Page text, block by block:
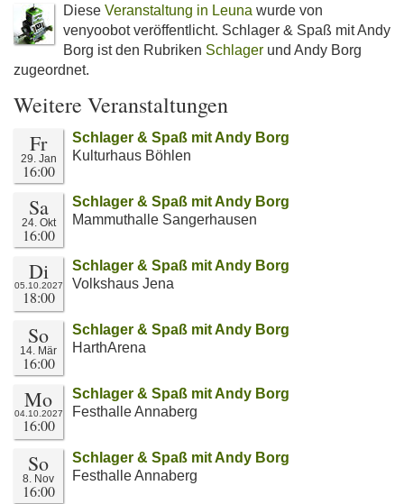
Diese Veranstaltung in Leuna wurde von
venyoobot veröffentlicht. Schlager & Spaß mit Andy
Borg ist den Rubriken Schlager und Andy Borg
zugeordnet.
Weitere Veranstaltungen
Fr
29. Jan
16:00
Schlager & Spaß mit Andy Borg
Kulturhaus Böhlen
Sa
24. Okt
16:00
Schlager & Spaß mit Andy Borg
Mammuthalle Sangerhausen
Di
05.10.2027
18:00
Schlager & Spaß mit Andy Borg
Volkshaus Jena
So
14. Mär
16:00
Schlager & Spaß mit Andy Borg
HarthArena
Mo
04.10.2027
16:00
Schlager & Spaß mit Andy Borg
Festhalle Annaberg
So
8. Nov
16:00
Schlager & Spaß mit Andy Borg
Festhalle Annaberg